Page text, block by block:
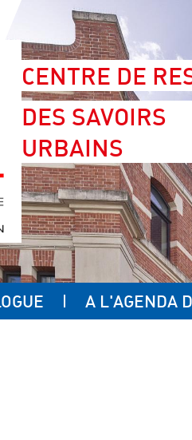
CENTRE DE
DES SAVOIRS
URBAINS
A L'AGENDA